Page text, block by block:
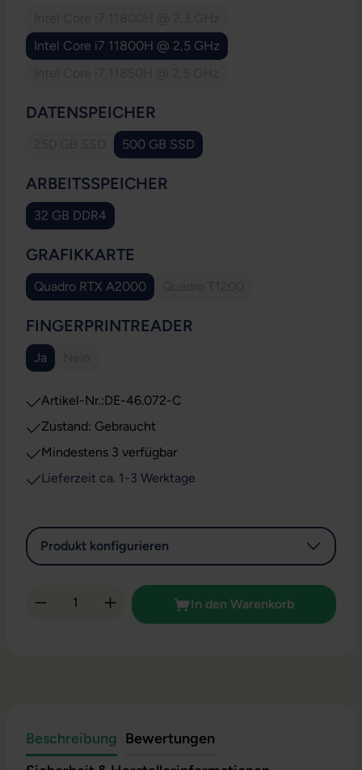
Intel Core i7 11800H @ 2,5 GHz
DATENSPEICHER
(Diese Option ist zurzeit nicht verfügbar.)
500 GB SSD
ARBEITSSPEICHER
32 GB DDR4
GRAFIKKARTE
Quadro RTX A2000
FINGERPRINTREADER
Ja
Artikel-Nr.:DE-46.072-C
Zustand: Gebraucht
Mindestens 3 verfügbar
Lieferzeit ca. 1-3 Werktage
Produkt konfigurieren
Produkt Anzahl: Gib den gewünschten
In den Warenkorb
Beschreibung Bewertungen